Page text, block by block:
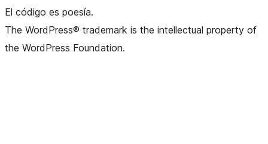
El código es poesía.
The WordPress® trademark is the intellectual property of
the WordPress Foundation.